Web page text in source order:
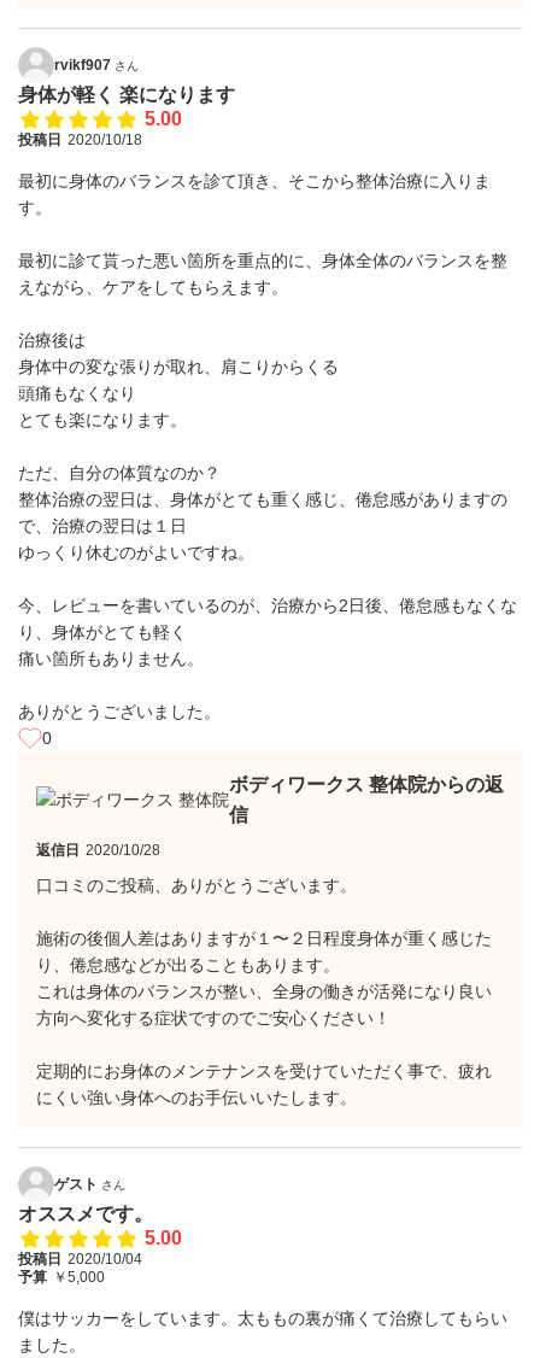
rvikf907 さん
身体が軽く 楽になります
5.00
投稿日 2020/10/18
最初に身体のバランスを診て頂き、そこから整体治療に入りま
す。
最初に診て貰った悪い箇所を重点的に、身体全体のバランスを整
えながら、ケアをしてもらえます。
治療後は
身体中の変な張りが取れ、肩こりからくる
頭痛もなくなり
とても楽になります。
ただ、自分の体質なのか？
整体治療の翌日は、身体がとても重く感じ、倦怠感がありますの
で、治療の翌日は１日
ゆっくり休むのがよいですね。
今、レビューを書いているのが、治療から2日後、倦怠感もなくな
り、身体がとても軽く
痛い箇所もありません。
ありがとうございました。
0
ボディワークス 整体院からの返
信
返信日 2020/10/28
口コミのご投稿、ありがとうございます。
施術の後個人差はありますが１〜２日程度身体が重く感じた
り、倦怠感などが出ることもあります。
これは身体のバランスが整い、全身の働きが活発になり良い
方向へ変化する症状ですのでご安心ください！
定期的にお身体のメンテナンスを受けていただく事で、疲れ
にくい強い身体へのお手伝いいたします。
ゲスト さん
オススメです。
5.00
投稿日 2020/10/04
予算 ￥5,000
僕はサッカーをしています。太ももの裏が痛くて治療してもらい
ました。